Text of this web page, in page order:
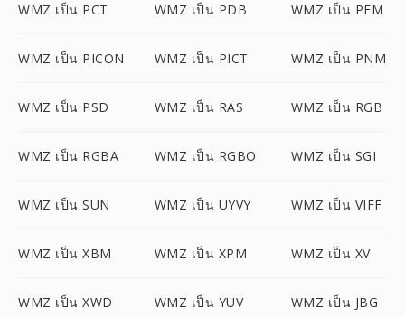
WMZ เป็น PCT WMZ เป็น PDB WMZ เป็น PFM
WMZ เป็น PICON WMZ เป็น PICT WMZ เป็น PNM
WMZ เป็น PSD WMZ เป็น RAS WMZ เป็น RGB
WMZ เป็น RGBA WMZ เป็น RGBO WMZ เป็น SGI
WMZ เป็น SUN WMZ เป็น UYVY WMZ เป็น VIFF
WMZ เป็น XBM WMZ เป็น XPM WMZ เป็น XV
WMZ เป็น XWD WMZ เป็น YUV WMZ เป็น JBG